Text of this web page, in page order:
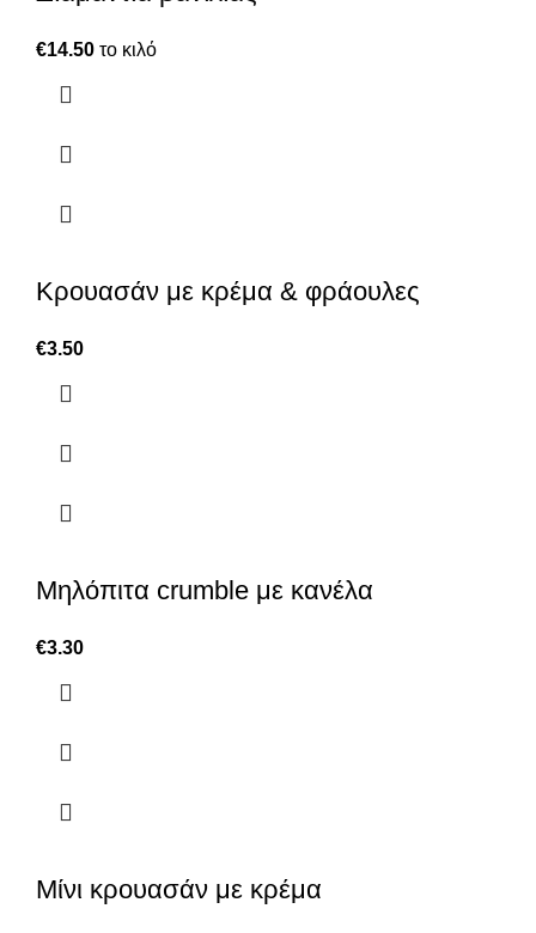
€14.50 το κιλό
Κρουασάν με κρέμα & φράουλες
€3.50
Μηλόπιτα crumble με κανέλα
€3.30
Μίνι κρουασάν με κρέμα